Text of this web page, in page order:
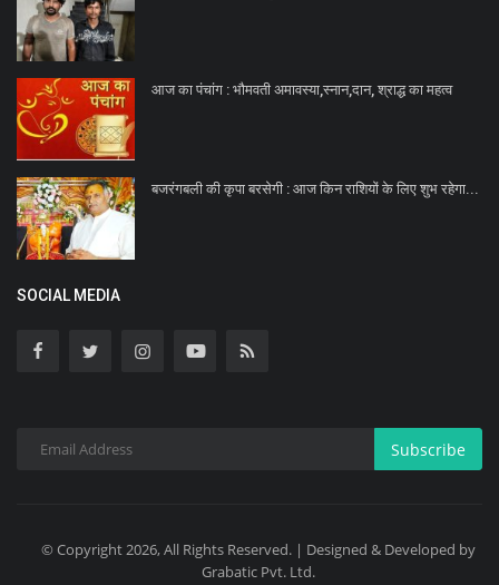
आज का पंचांग : भौमवती अमावस्या,स्नान,दान, श्राद्ध का महत्व
बजरंगबली की कृपा बरसेगी : आज किन राशियों के लिए शुभ रहेगा...
SOCIAL MEDIA
Subscribe
© Copyright 2026, All Rights Reserved. | Designed & Developed by
Grabatic Pvt. Ltd.